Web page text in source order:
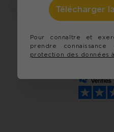
Télécharger
Pour connaître et
prendre
protection des données